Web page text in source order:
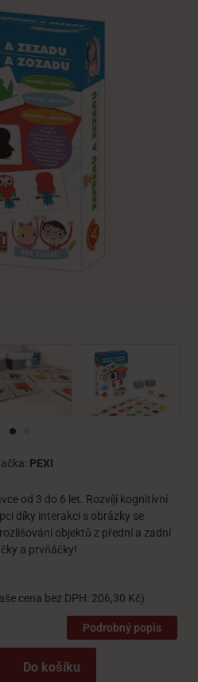
PEXI
od 3 do 6 let. Rozvíjí kognitivní
díky interakci s obrázky se
objektů z přední a zadní
a prvňáčky!
cena bez DPH: 206,30 Kč)
Podrobný popis
Do košíku